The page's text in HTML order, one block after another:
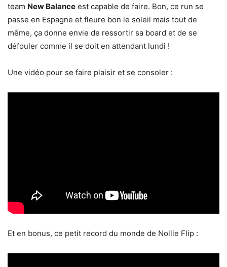
team New Balance est capable de faire. Bon, ce run se
passe en Espagne et fleure bon le soleil mais tout de
même, ça donne envie de ressortir sa board et de se
défouler comme il se doit en attendant lundi !
Une vidéo pour se faire plaisir et se consoler :
Et en bonus, ce petit record du monde de Nollie Flip :